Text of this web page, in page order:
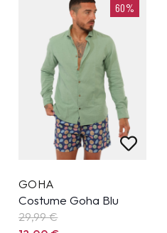
60%
GOHA
Costume Goha Blu
29,99€